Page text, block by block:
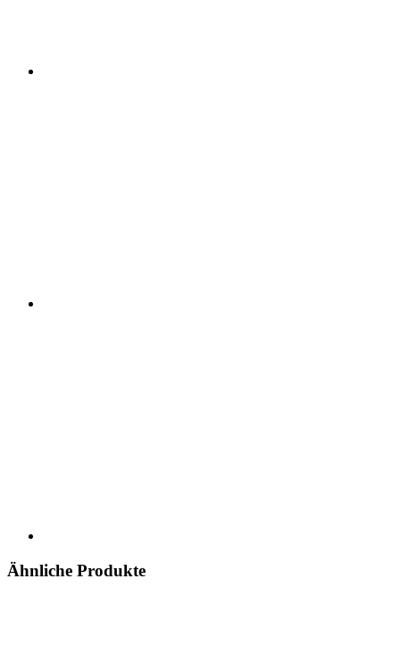
Ähnliche Produkte